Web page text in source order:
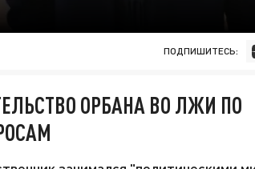
ПОДПИШИТЕСЬ:
ОРБАНА ВО ЛЖИ ПО